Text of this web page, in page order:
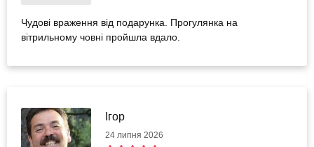
Чудові враження від подарунка. Прогулянка на
вітрильному човні пройшла вдало.
Ігор
24 липня 2026